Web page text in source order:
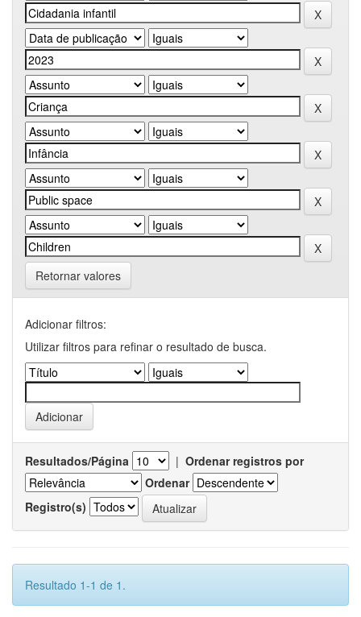
Retornar valores
Adicionar filtros:
Utilizar filtros para refinar o resultado de busca.
Resultados/Página | Ordenar registros por
Ordenar
Registro(s)
Resultado 1-1 de 1.